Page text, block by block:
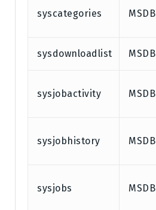
syscategories MSDB
sysdownloadlist MSDB
sysjobactivity MSDB
sysjobhistory MSDB
sysjobs MSDB